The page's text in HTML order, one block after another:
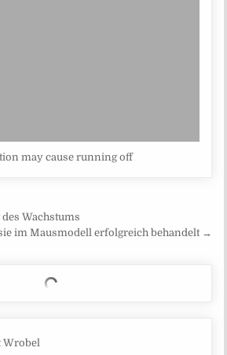
may cause running off
Wachstums
im Mausmodell erfolgreich behandelt →
Wrobel